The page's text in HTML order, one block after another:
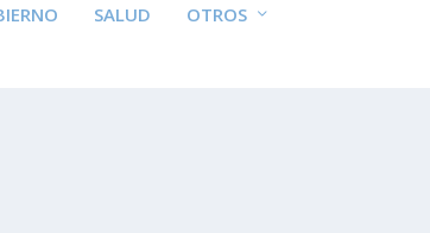
SALUD OTROS